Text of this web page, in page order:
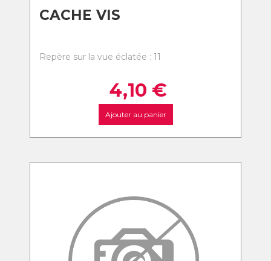
CACHE VIS
Repère sur la vue éclatée : 11
4,10 €
Ajouter au panier